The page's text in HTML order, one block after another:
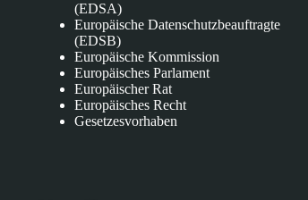
(EDSA)
Europäische Datenschutzbeauftragte
(EDSB)
Europäische Kommission
Europäisches Parlament
Europäischer Rat
Europäisches Recht
Gesetzesvorhaben